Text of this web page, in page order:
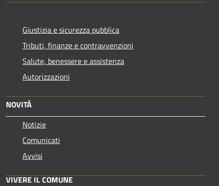
Giustizia e sicurezza pubblica
Tributi, finanze e contravvenzioni
Salute, benessere e assistenza
Autorizzazioni
NOVITÀ
Notizie
Comunicati
Avvisi
VIVERE IL COMUNE